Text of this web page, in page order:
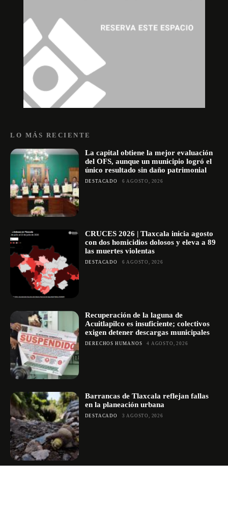
LO MÁS RECIENTE
La capital obtiene la mejor evaluación
del OFS, aunque un municipio logró el
único resultado sin daño patrimonial
DESTACADO 6 AGOSTO, 2026
CRUCES 2026 | Tlaxcala inicia agosto
con dos homicidios dolosos y eleva a 89
las muertes violentas
DESTACADO 6 AGOSTO, 2026
Recuperación de la laguna de
Acuitlapilco es insuficiente; colectivos
exigen detener descargas municipales
DERECHOS HUMANOS 4 AGOSTO, 2026
Barrancas de Tlaxcala reflejan fallas
en la planeación urbana
DESTACADO 3 AGOSTO, 2026